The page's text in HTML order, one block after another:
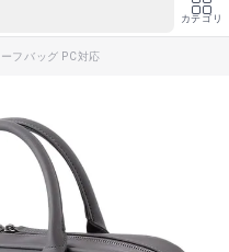
カテゴリ
フバッグ PC対応